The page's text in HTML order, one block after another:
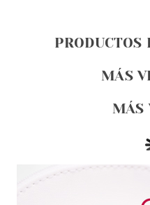
PRODUCTOS
MÁS
MÁS